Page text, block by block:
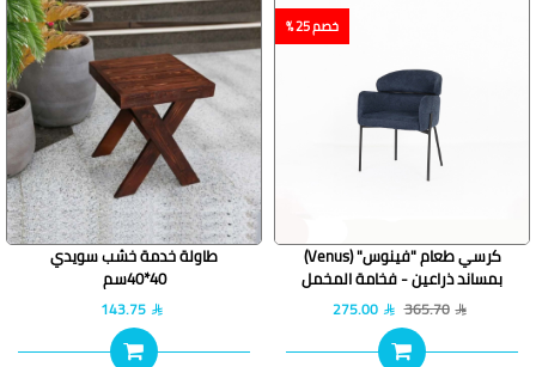
خصم 25 %
كرسي طعام "فينوس" (Venus)
بمساند ذراعين - فخامة المخمل
باللون الكحلي275.00 365.70
طاولة خدمة خشب سويدي
40*40سم
143.75